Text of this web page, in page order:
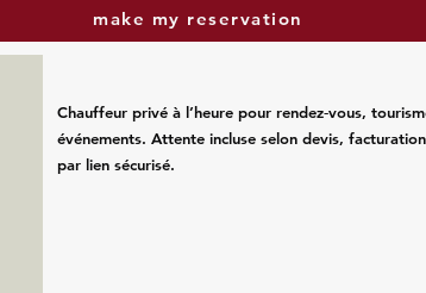
make my reservation
Chauffeur privé à l’heure pour rendez‑vous,
événements. Attente incluse selon devis,
par lien sécurisé.